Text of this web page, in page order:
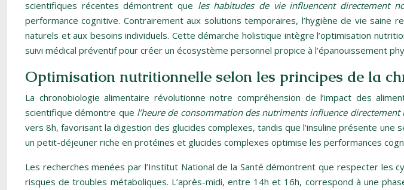
scientifiques récentes démontrent que les habitudes de vie influencent directement
performance cognitive. Contrairement aux solutions temporaires, l’hygiène de vie
naturels et aux besoins individuels. Cette démarche holistique intègre l’optimisation
suivi médical préventif pour créer un écosystème personnel propice à l’épanouissement
Optimisation nutritionnelle selon les principes de la
La chronobiologie alimentaire révolutionne notre compréhension de l’impact des
scientifique démontre que l’heure de consommation des nutriments influence
vers 8h, favorisant la digestion des glucides complexes, tandis que l’insuline présente
un petit-déjeuner riche en protéines et glucides complexes optimise les performances
Les recherches menées par l’Institut National de la Santé démontrent que respecter les
risques de troubles métaboliques. L’après-midi, entre 14h et 16h, correspond à une